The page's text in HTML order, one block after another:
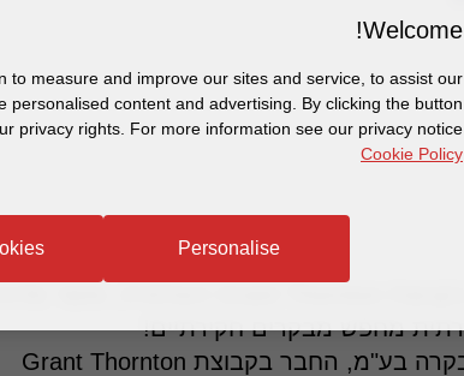
למשרד רו"ח פאהן קנה ניהול בקרה בע"מ, החבר בקבוצת Grant Thornton
Welcome!
to measure and improve our sites and service, to assist our
personalised content and advertising. By clicking the button
privacy rights. For more information see our privacy notice
Cookie Policy
Personalise